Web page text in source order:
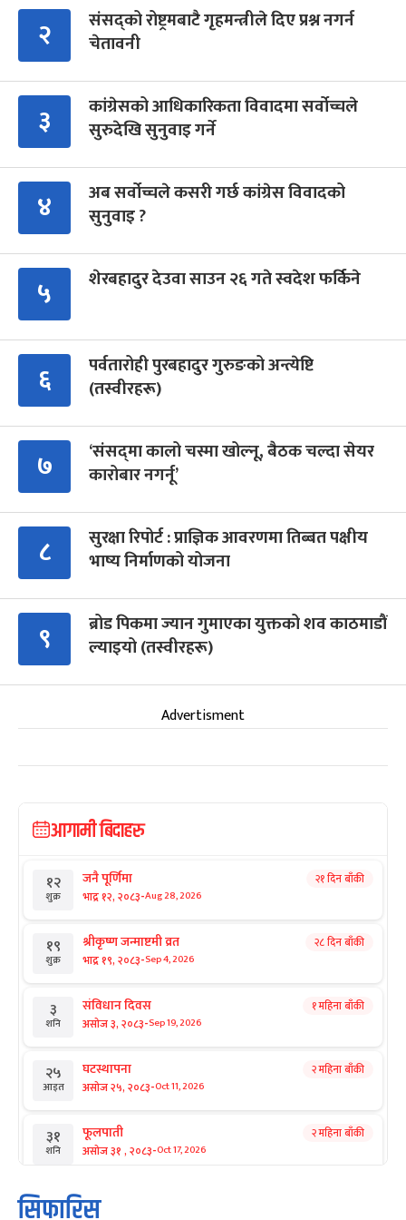
२
संसद्को रोष्ट्रमबाटै गृहमन्त्रीले दिए प्रश्न नगर्न
चेतावनी
३
कांग्रेसको आधिकारिकता विवादमा सर्वोच्चले
सुरुदेखि सुनुवाइ गर्ने
४
अब सर्वोच्चले कसरी गर्छ कांग्रेस विवादको
सुनुवाइ ?
५ शेरबहादुर देउवा साउन २६ गते स्वदेश फर्किने
६
पर्वतारोही पुरबहादुर गुरुङको अन्त्येष्टि
(तस्वीरहरू)
७
‘संसद्‍मा कालो चस्मा खोल्नू, बैठक चल्दा सेयर
कारोबार नगर्नू’
८
सुरक्षा रिपोर्ट : प्राज्ञिक आवरणमा तिब्बत पक्षीय
भाष्य निर्माणको योजना
९
ब्रोड पिकमा ज्यान गुमाएका युक्तको शव काठमाडौं
ल्याइयो (तस्वीरहरू)
Advertisment
आगामी बिदाहरु
१२
शुक्र
जनै पूर्णिमा
भाद्र १२, २०८३-Aug 28, 2026
२१ दिन बाँकी
१९
शुक्र
श्रीकृष्ण जन्माष्टमी व्रत
भाद्र १९, २०८३-Sep 4, 2026
२८ दिन बाँकी
३
शनि
संविधान दिवस
असोज ३, २०८३-Sep 19, 2026
१ महिना बाँकी
२५
आइत
घटस्थापना
असोज २५, २०८३-Oct 11, 2026
२ महिना बाँकी
३१
शनि
फूलपाती
असोज ३१ , २०८३-Oct 17, 2026
२ महिना बाँकी
१
आइत
कार्तिक सङ्क्रान्ति
कार्तिक १, २०८३
सिफारिस